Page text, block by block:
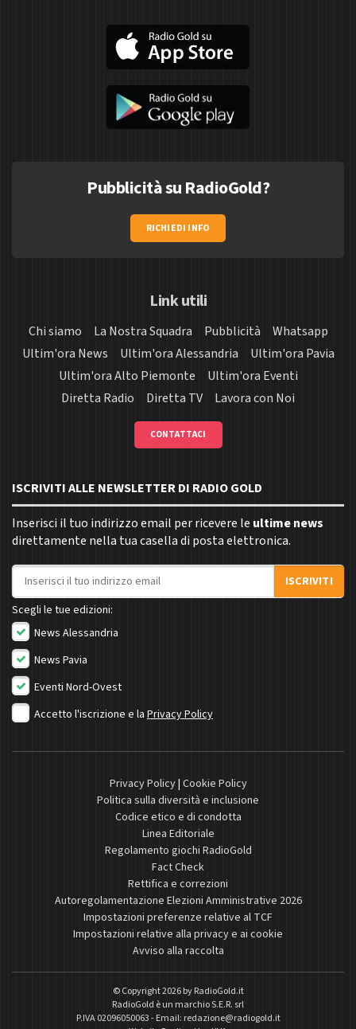
Pubblicità su RadioGold?
RICHIEDI INFO
Link utili
Chi siamo La Nostra Squadra Pubblicità
Whatsapp
Ultim'ora News
Ultim'ora Alessandria
Ultim'ora Pavia
Ultim'ora Alto Piemonte
Ultim'ora Eventi
Diretta Radio
Diretta TV Lavora con Noi
CONTATTACI
ISCRIVITI ALLE NEWSLETTER DI RADIO GOLD
Inserisci il tuo indirizzo email per ricevere le ultime news
direttamente nella tua casella di posta elettronica.
Indirizzo email
ISCRIVITI
Scegli le tue edizioni:
News Alessandria
News Pavia
Eventi Nord-Ovest
Accetto l'iscrizione e la Privacy Policy
Privacy Policy| Cookie Policy
Politica sulla diversità e inclusione
Codice etico e di condotta
Linea Editoriale
Regolamento giochi RadioGold
Fact Check
Rettifica e correzioni
Autoregolamentazione Elezioni Amministrative 2026
Impostazioni preferenze relative al TCF
Impostazioni relative alla privacy e ai cookie
Avviso alla raccolta
© Copyright 2026 byRadioGold.it
RadioGold è un marchio S.E.R. srl
P.IVA 02096050063 - Email: redazione@radiogold.it